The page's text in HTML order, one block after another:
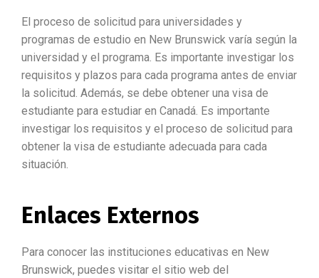
El proceso de solicitud para universidades y
programas de estudio en New Brunswick varía según la
universidad y el programa. Es importante investigar los
requisitos y plazos para cada programa antes de enviar
la solicitud. Además, se debe obtener una visa de
estudiante para estudiar en Canadá. Es importante
investigar los requisitos y el proceso de solicitud para
obtener la visa de estudiante adecuada para cada
situación.
Enlaces Externos
Para conocer las instituciones educativas en New
Brunswick, puedes visitar el sitio web del